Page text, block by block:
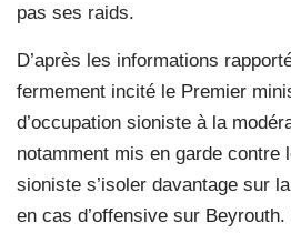
pas ses raids.
D’après les informations
fermement incité le Premier
d’occupation sioniste à la
notamment mis en garde contre
sioniste s’isoler davantage sur
en cas d’offensive sur